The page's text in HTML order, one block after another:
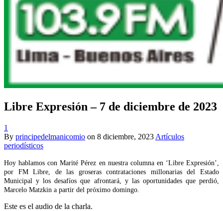
Libre Expresión – 7 de diciembre de 2023
1
By principedelmanicomio on 8 diciembre, 2023 Artículos
periodísticos
Hoy hablamos con Marité Pérez en nuestra columna en ‘Libre Expresión’,
por FM Libre, de las groseras contrataciones millonarias del Estado
Municipal y los desafíos que afrontará, y las oportunidades que perdió,
Marcelo Matzkin a partir del próximo domingo.
Este es el audio de la charla.